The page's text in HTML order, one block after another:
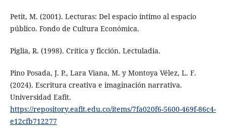
Petit, M. (2001). Lecturas: Del espacio íntimo al espacio
público. Fondo de Cultura Económica.
Piglia, R. (1998). Crítica y ficción. Lectuladia.
Pino Posada, J. P., Lara Viana, M. y Montoya Vélez, L. F.
(2024). Escritura creativa e imaginación narrativa.
Universidad Eafit.
https://repository.eafit.edu.co/items/7fa020f6-5600-469f-86c4-
e12cfb712277